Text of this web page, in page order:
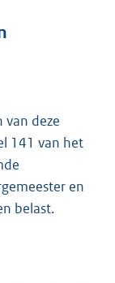
deze
141 van het
en
belast.